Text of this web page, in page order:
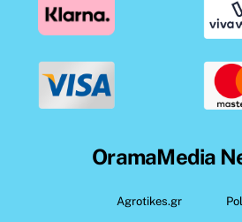
OramaMedia
Agrotikes.gr